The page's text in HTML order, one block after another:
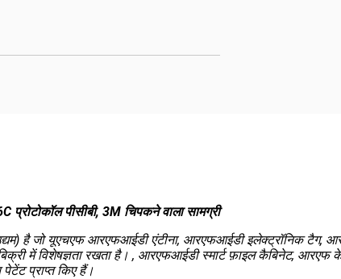
पीसीबी, 3M चिपकने वाला सामग्री
है जो यूएचएफ आरएफआईडी एंटीना, आरएफआईडी इलेक्ट्रॉनिक
में विशेषज्ञता रखता है। , आरएफआईडी स्मार्ट फ़ाइल कैबिनेट, आरएफ
प्राप्त किए हैं।